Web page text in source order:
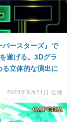
パースターズ』で
遂げる。3Dグラ
立体的な演出に
2023年9月21日 公開